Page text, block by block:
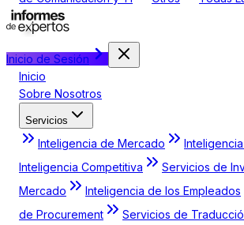
Inicio de Sesión
Inicio
Sobre Nosotros
Servicios
Inteligencia de Mercado
Inteligencia Competitiva
Servicios de
Mercado
Inteligencia de los Empleados
de Procurement
Servicios de